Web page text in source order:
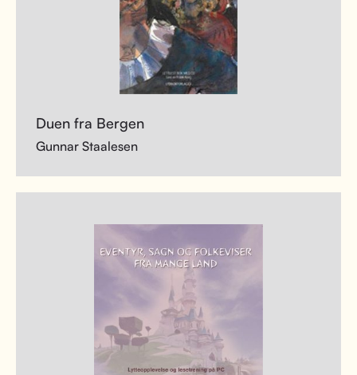
Duen fra Bergen
Gunnar Staalesen